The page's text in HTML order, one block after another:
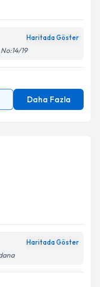
Haritada Göster
19
Daha Fazla
Haritada Göster